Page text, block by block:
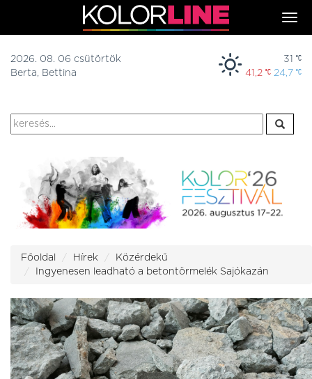
2026. 08. 06 csütörtök
Berta, Bettina
31
41,2
24,7
Főoldal Hírek
Közérdekű
Ingyenesen leadható a betontörmelék Sajókazán